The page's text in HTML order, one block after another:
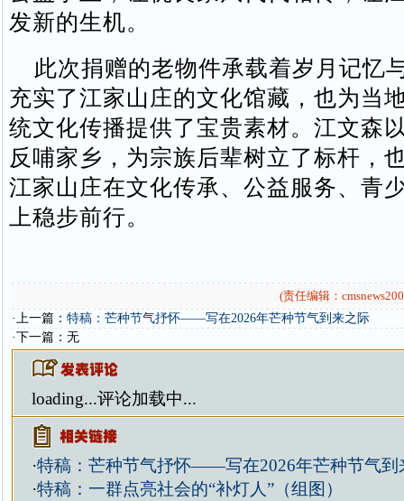
发新的生机。
此次捐赠的老物件承载着岁月记忆
充实了江家山庄的文化馆藏，也为当
统文化传播提供了宝贵素材。江文森
反哺家乡，为宗族后辈树立了标杆，
江家山庄在文化传承、公益服务、青
上稳步前行。
(责任编辑：
·上一篇： 特稿：芒种节气抒怀——写在2026年芒种节气到来之际
·下一篇：无
loading...评论加载中...
·特稿：芒种节气抒怀——写在2026年芒种节气到
·特稿：一群点亮社会的“补灯人”（组图）